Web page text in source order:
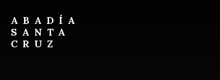
content
footer
ABADÍA
SANTA
CRUZ